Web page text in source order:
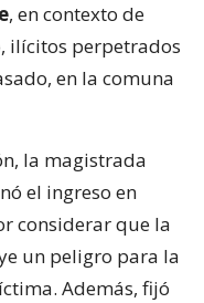
, en contexto de
ilícitos perpetrados
en la comuna
la magistrada
el ingreso en
considerar que la
un peligro para la
Además, fijó